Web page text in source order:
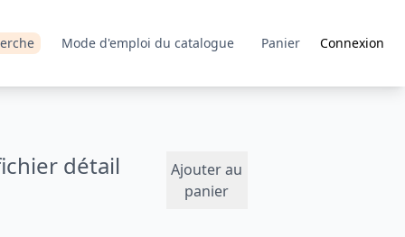
Mode d'emploi du catalogue Panier Connexion
détail
Ajouter au
panier